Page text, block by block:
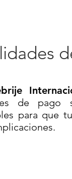
CÓNICA
PARA HOGAR//
de pago
para que